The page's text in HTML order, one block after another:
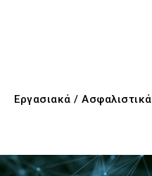
Εργασιακά / Ασφαλιστικά